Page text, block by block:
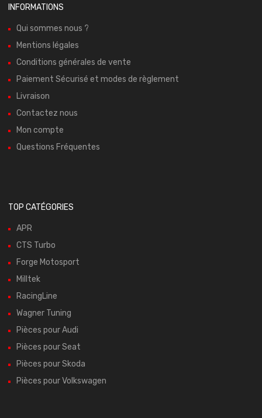
INFORMATIONS
Qui sommes nous ?
Mentions légales
Conditions générales de vente
Paiement Sécurisé et modes de règlement
Livraison
Contactez nous
Mon compte
Questions Fréquentes
TOP CATÉGORIES
APR
CTS Turbo
Forge Motosport
Milltek
RacingLine
Wagner Tuning
Pièces pour Audi
Pièces pour Seat
Pièces pour Skoda
Pièces pour Volkswagen